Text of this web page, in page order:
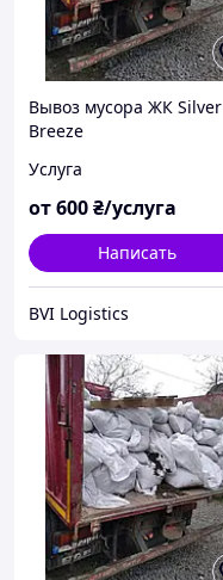
Вывоз мусора ЖК Silver
Breeze
Услуга
от600₴/услуга
Написать
BVI Logistics